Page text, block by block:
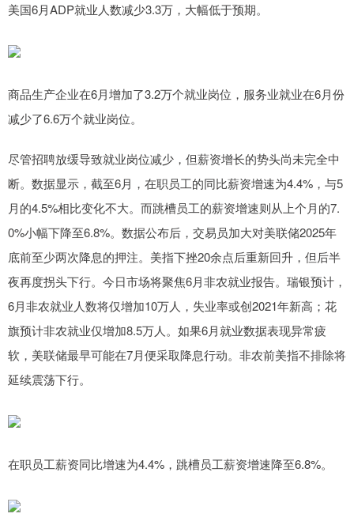
美国6月ADP就业人数减少3.3万，大幅低于预期。
商品生产企业在6月增加了3.2万个就业岗位，服务业就业在6月份
减少了6.6万个就业岗位。
尽管招聘放缓导致就业岗位减少，但薪资增长的势头尚未完全中
断。数据显示，截至6月，在职员工的同比薪资增速为4.4%，与5
月的4.5%相比变化不大。而跳槽员工的薪资增速则从上个月的7.
0%小幅下降至6.8%。数据公布后，交易员加大对美联储2025年
底前至少两次降息的押注。美指下挫20余点后重新回升，但后半
夜再度拐头下行。今日市场将聚焦6月非农就业报告。瑞银预计，
6月非农就业人数将仅增加10万人，失业率或创2021年新高；花
旗预计非农就业仅增加8.5万人。如果6月就业数据表现异常疲
软，美联储最早可能在7月便采取降息行动。非农前美指不排除将
延续震荡下行。
在职员工薪资同比增速为4.4%，跳槽员工薪资增速降至6.8%。